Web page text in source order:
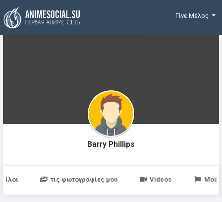
Χρηματοδότηση
Γίνε Μέλος
Barry Phillips
Φίλοι τις φωτογραφίες μου Videos Μου